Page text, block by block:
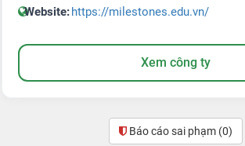
Website:https://milestones.edu.vn/
Xem công ty
Báo cáo sai phạm (0)